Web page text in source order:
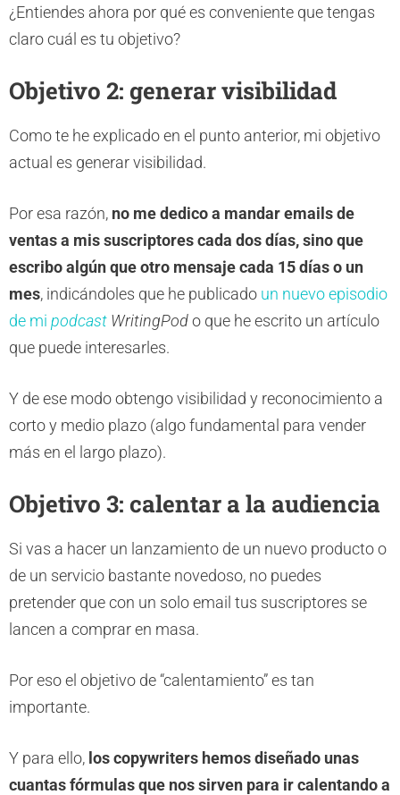
¿Entiendes ahora por qué es conveniente que tengas
claro cuál es tu objetivo?
Objetivo 2: generar visibilidad
Como te he explicado en el punto anterior, mi objetivo
actual es generar visibilidad.
Por esa razón, no me dedico a mandar emails de
ventas a mis suscriptores cada dos días, sino que
escribo algún que otro mensaje cada 15 días o un
mes, indicándoles que he publicado un nuevo episodio
de mi podcast WritingPodo que he escrito un artículo
que puede interesarles.
Y de ese modo obtengo visibilidad y reconocimiento a
corto y medio plazo (algo fundamental para vender
más en el largo plazo).
Objetivo 3: calentar a la audiencia
Si vas a hacer un lanzamiento de un nuevo producto o
de un servicio bastante novedoso, no puedes
pretender que con un solo email tus suscriptores se
lancen a comprar en masa.
Por eso el objetivo de “calentamiento” es tan
importante.
Y para ello, los copywriters hemos diseñado unas
cuantas fórmulas que nos sirven para ir calentando a